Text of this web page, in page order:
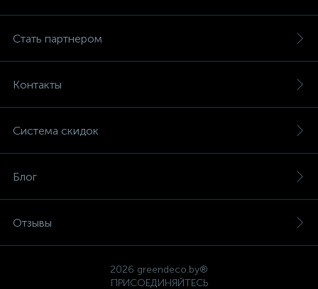
Стать партнером
Контакты
Система скидок
Блог
Отзывы
2026 greendeco.by®
ПРИСОЕДИНЯЙТЕСЬ